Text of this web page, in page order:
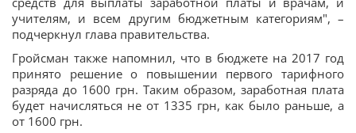
учителям, и всем другим бюджетным категориям", –
подчеркнул глава правительства.
Гройсман также напомнил, что в бюджете на 2017 год
принято решение о повышении первого тарифного
разряда до 1600 грн. Таким образом, заработная плата
будет начисляться не от 1335 грн, как было раньше, а
от 1600 грн.